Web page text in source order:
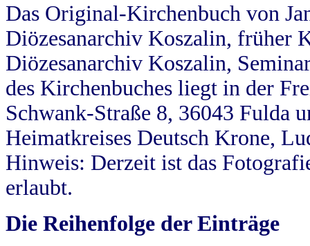
Das Original-Kirchenbuch von
Diözesanarchiv Koszalin, früher
Diözesanarchiv Koszalin,
des Kirchenbuches liegt in der
Schwank-Straße 8, 36043 Fulda
Heimatkreises Deutsch Krone,
Hinweis: Derzeit ist das
erlaubt.
Die Reihenfolge der Einträge